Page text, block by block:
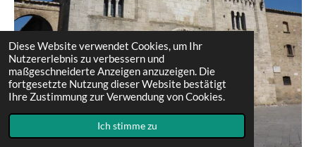
Diese Website verwendet Cookies, um Ihr
Nutzererlebnis zu verbessern und
maßgeschneiderte Anzeigen anzuzeigen. Die
fortgesetzte Nutzung dieser Website bestätigt
Ihre Zustimmung zur Verwendung von Cookies.
Ich stimme zu